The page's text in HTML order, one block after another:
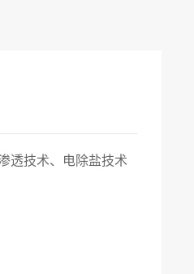
透技术、电除盐技术